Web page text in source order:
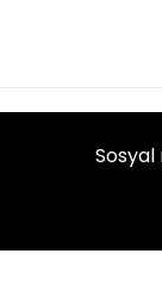
Sosyal